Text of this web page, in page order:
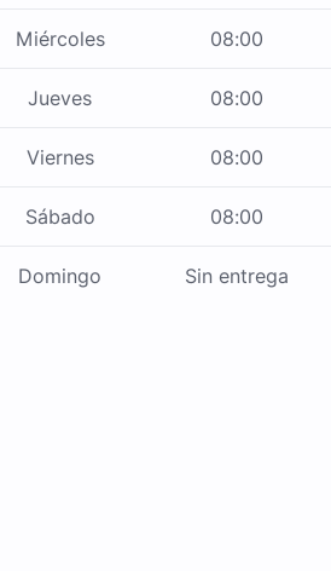
Miércoles 08:00
Jueves 08:00
Viernes 08:00
Sábado 08:00
Domingo Sin entrega